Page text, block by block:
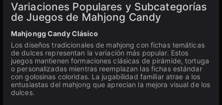
Variaciones Populares y Subcategorías
de Juegos de Mahjong Candy
Mahjongg Candy Clásico
Los diseños tradicionales de mahjong con fichas temáticas
de dulces representan la variación más popular. Estos
juegos mantienen formaciones clásicas de pirámide, tortuga
o personalizadas mientras reemplazan las fichas estándar
con golosinas coloridas. La jugabilidad familiar atrae a los
entusiastas del mahjong que aprecian la mejora visual de los
dulces.